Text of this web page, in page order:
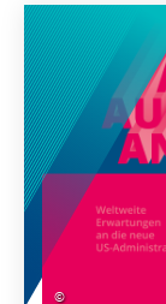
abhängig
mit Peking.